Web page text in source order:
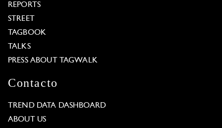
REPORTS
STREET
TAGBOOK
TALKS
PRESS ABOUT TAGWALK
Contacto
TREND DATA DASHBOARD
ABOUT US